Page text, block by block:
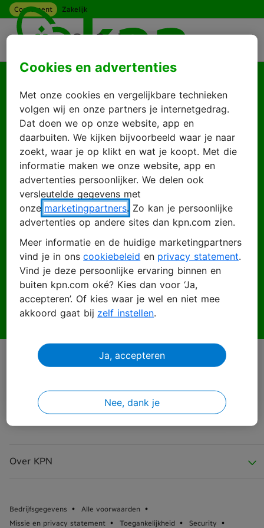
Ga naar hoofdinhoud
Consument Zakelijk
Goed je weer te zien
Log in met je KPN
ID
Inloggen
E-mailadres
Wachtwoord
Inloggen
Wachtwoord vergeten?
Over KPN
Bedrijfsgegevens
Alle voorwaarden
Missie en privacy statement
Toegankelijkheid Security
Cookies en advertenties
Met onze cookies en vergelijkbare technieken
volgen wij en onze partners je internetgedrag.
Dat doen we op onze website, app en
daarbuiten. We kijken bijvoorbeeld waar je naar
zoekt, waar je op klikt en wat je koopt. Met die
informatie maken we onze website, app en
advertenties persoonlijker. We delen ook
versleutelde gegevens met
onze marketingpartners. Zo kan je persoonlijke
advertenties op andere sites dan kpn.com zien.
Meer informatie en de huidige marketingpartners
vind je in ons cookiebeleid en privacy statement.
Vind je deze persoonlijke ervaring binnen en
buiten kpn.com oké? Kies dan voor ‘Ja,
accepteren’. Of kies waar je wel en niet mee
akkoord gaat bij zelf instellen.
Ja, accepteren
Nee, dank je